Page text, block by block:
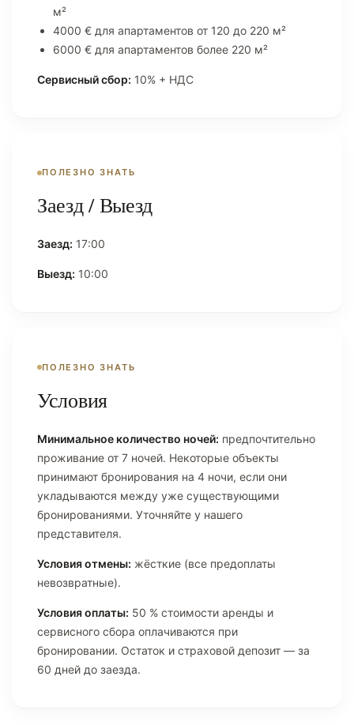
м²
4000 € для апартаментов от 120 до 220 м²
6000 € для апартаментов более 220 м²
Сервисный сбор: 10% + НДС
ПОЛЕЗНО ЗНАТЬ
Заезд / Выезд
Заезд: 17:00
Выезд: 10:00
ПОЛЕЗНО ЗНАТЬ
Условия
Минимальное количество ночей: предпочтительно
проживание от 7 ночей. Некоторые объекты
принимают бронирования на 4 ночи, если они
укладываются между уже существующими
бронированиями. Уточняйте у нашего
представителя.
Условия отмены: жёсткие (все предоплаты
невозвратные).
Условия оплаты: 50 % стоимости аренды и
сервисного сбора оплачиваются при
бронировании. Остаток и страховой депозит — за
60 дней до заезда.